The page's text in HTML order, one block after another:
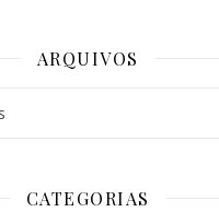
ARQUIVOS
CATEGORIAS